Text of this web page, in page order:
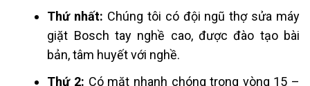
Thứ nhất: Chúng tôi có đội ngũ thợ sửa máy
giặt Bosch tay nghề cao, được đào tạo bài
bản, tâm huyết với nghề.
Thứ 2: Có mặt nhanh chóng trong vòng 15 –